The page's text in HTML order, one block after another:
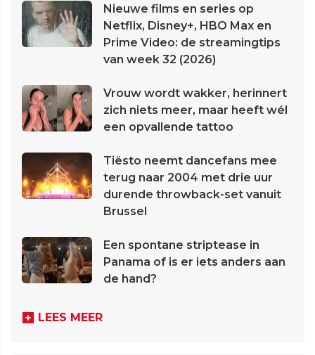
Nieuwe films en series op
Netflix, Disney+, HBO Max en
Prime Video: de streamingtips
van week 32 (2026)
Vrouw wordt wakker, herinnert
zich niets meer, maar heeft wél
een opvallende tattoo
Tiësto neemt dancefans mee
terug naar 2004 met drie uur
durende throwback-set vanuit
Brussel
Een spontane striptease in
Panama of is er iets anders aan
de hand?
LEES MEER